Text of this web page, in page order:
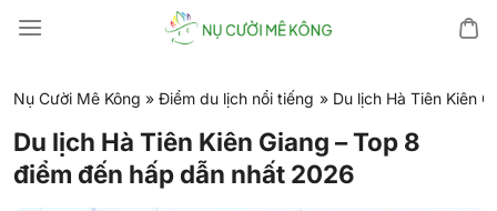
đến
dung
Nụ Cười Mê Kông » Điểm du lịch nổi tiếng » Du lịch Hà Tiên Kiên
Du lịch Hà Tiên Kiên Giang – Top 8
điểm đến hấp dẫn nhất 2026